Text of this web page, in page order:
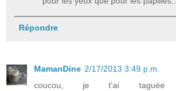
Répondre
MamanDine 2/17/2013 3:49 p.m.
coucou, je t'ai